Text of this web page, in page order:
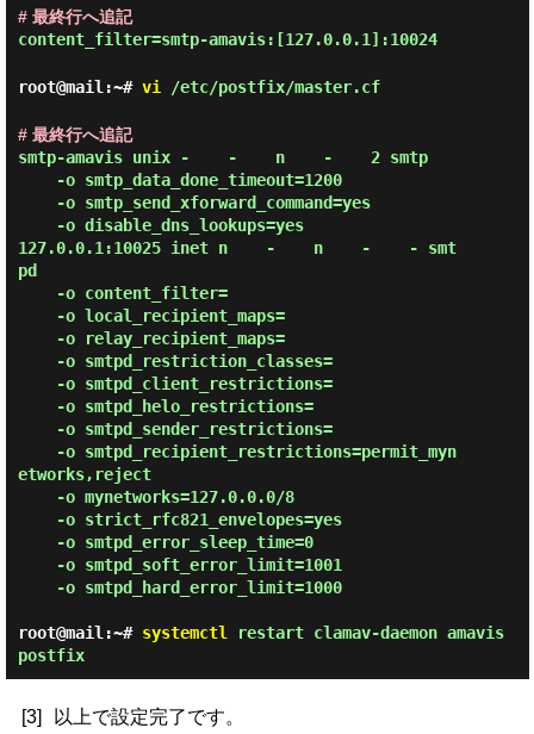
# 最終行へ追記
content_filter=smtp-amavis:[127.0.0.1]:10024
root@mail:~# vi /etc/postfix/master.cf
# 最終行へ追記
smtp-amavis unix -    -    n    -    2 smtp
127.0.0.1:10025 inet n    -    n    -    - smt
pd
etworks,reject
root@mail:~# systemctl restart clamav-daemon amavis
postfix
[3]
以上で設定完了です。